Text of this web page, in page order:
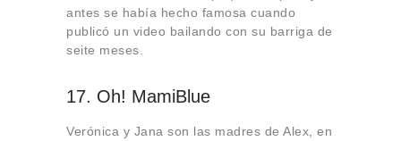
antes se había hecho famosa cuando
publicó un video bailando con su barriga de
seite meses.
17. Oh! MamiBlue
Verónica y Jana son las madres de Alex, en